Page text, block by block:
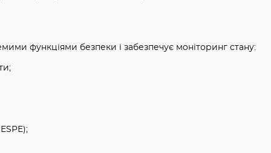
функціями безпеки і забезпечує моніторинг стану: